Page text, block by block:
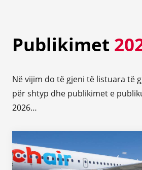
Publikimet
Në vijim do të gjeni të listuara të
për shtyp dhe publikimet e
2026…